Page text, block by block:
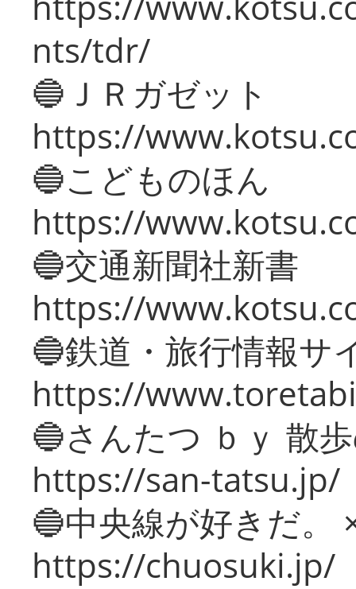
nts/tdr/
🔵ＪＲガゼット
https://
🔵こどものほん
https://
🔵交通新聞社新書
https://
🔵鉄道・旅行情報サ
https://
🔵さんたつ ｂｙ 散
https://san-tatsu.jp/
🔵中央線が好きだ。
https://chuosuki.jp/